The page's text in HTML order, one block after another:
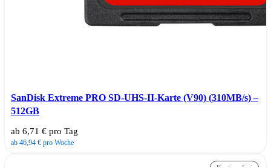
SanDisk Extreme PRO SD-UHS-II-Karte (V90) (310MB/s) –
512GB
ab 6,71 € pro Tag
ab 46,94 € pro Woche